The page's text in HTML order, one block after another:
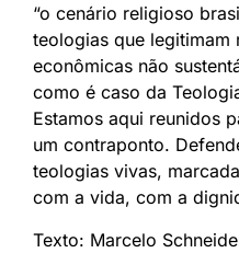
“o cenário religioso
teologias que legitimam
econômicas não
como é caso da
Estamos aqui reunidos
um contraponto.
teologias vivas,
com a vida, com a
Texto: Marcelo